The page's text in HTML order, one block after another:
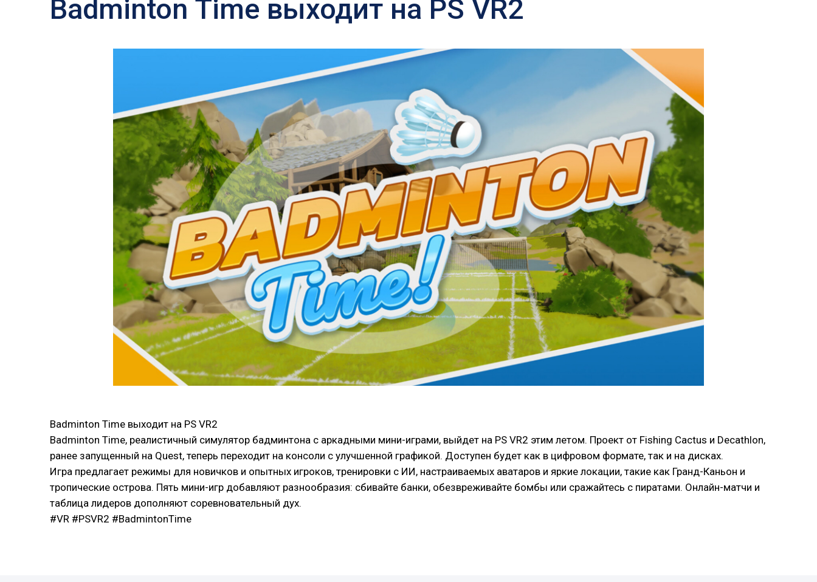
Badminton Time выходит на PS VR2
Badminton Time выходит на PS VR2
Badminton Time, реалистичный симулятор бадминтона с аркадными мини-играми, выйдет на PS VR2 этим летом. Проект от Fishing Cactus и Decathlon,
ранее запущенный на Quest, теперь переходит на консоли с улучшенной графикой. Доступен будет как в цифровом формате, так и на дисках.
Игра предлагает режимы для новичков и опытных игроков, тренировки с ИИ, настраиваемых аватаров и яркие локации, такие как Гранд-Каньон и
тропические острова. Пять мини-игр добавляют разнообразия: сбивайте банки, обезвреживайте бомбы или сражайтесь с пиратами. Онлайн-матчи и
таблица лидеров дополняют соревновательный дух.
#VR #PSVR2 #BadmintonTime